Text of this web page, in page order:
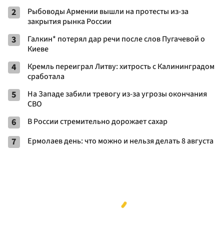
2
Рыбоводы Армении вышли на протесты из-за
закрытия рынка России
3
Галкин* потерял дар речи после слов Пугачевой о
Киеве
4
Кремль переиграл Литву: хитрость с Калининградом
сработала
5
На Западе забили тревогу из-за угрозы окончания
СВО
6 В России стремительно дорожает сахар
7 Ермолаев день: что можно и нельзя делать 8 августа